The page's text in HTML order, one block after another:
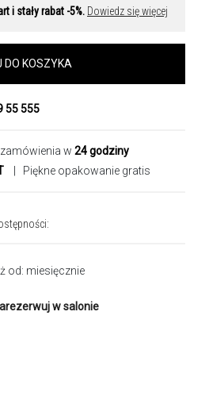
i stały rabat -5%. Dowiedz się więcej
DO KOSZYKA
55 555
w 24 godziny
| Piękne opakowanie gratis
od: miesięcznie
w salonie